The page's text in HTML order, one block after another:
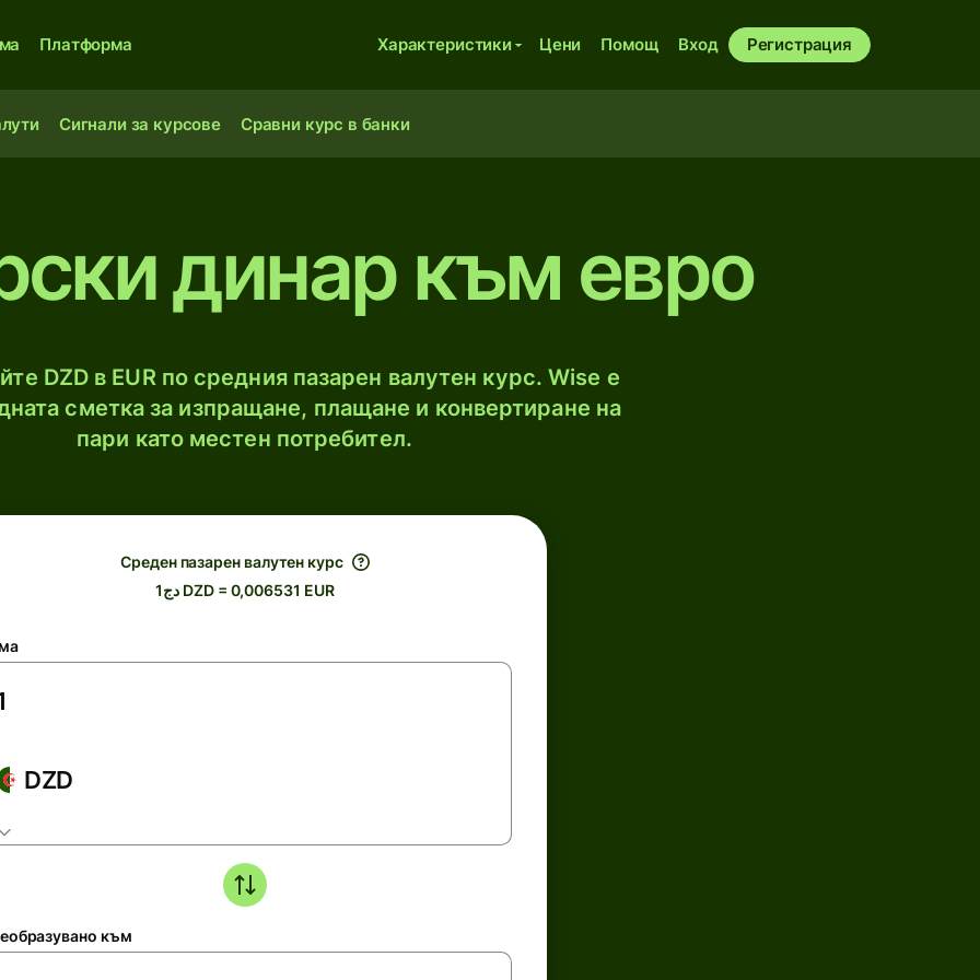
Платформа Характеристики Цени Помощ Вход Регистрация
Сигнали за курсове Сравни курс в банки
динар към евро
DZD в EUR по средния пазарен валутен курс. Wise е
сметка за изпращане, плащане и конвертиране на
пари като местен потребител.
Среден пазарен валутен курс
دج1 DZD = 0,006531 EUR
DZD
към